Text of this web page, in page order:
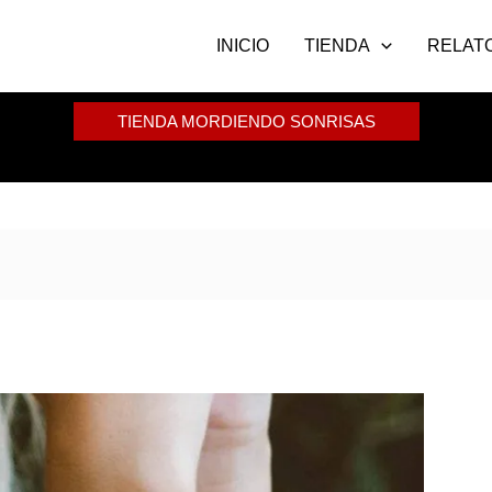
INICIO TIENDA
TIENDA MORDIENDO SONRISAS